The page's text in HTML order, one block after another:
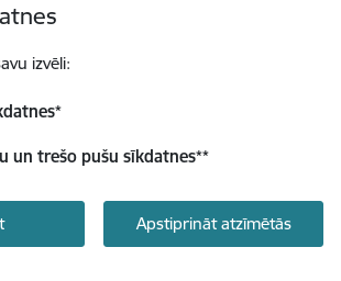
izvēli:
*
un trešo pušu sīkdatnes**
Apstiprināt atzīmētās